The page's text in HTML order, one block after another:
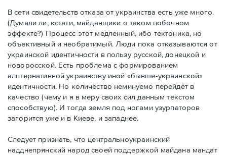
В сети свидетельств отказа от украинства есть уже много.
(Думали ли, кстати, майданщики о таком побочном
эффекте?) Процесс этот медленный, ибо тектоника, но
объективный и необратимый. Люди пока отказываются от
украинской идентичности в пользу русской, донецкой и
новоросской. Есть проблема с формированием
альтернативной украинству иной «бывше-украинской»
идентичности. Но количество неминуемо перейдёт в
качество (чему и я в меру своих сил данным текстом
способствую). И тогда земля под ногами узурпаторов
загорится уже и в Киеве, и западнее.
Следует признать, что центральноукраинский
надднепрянский народ своей поддержкой майдана мандат